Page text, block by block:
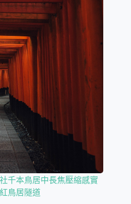
千本鳥居中長焦壓縮感實
鳥居隧道